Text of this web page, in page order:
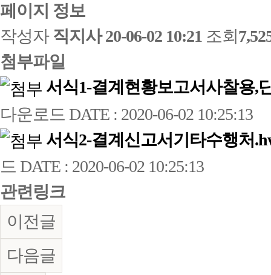
페이지 정보
작성자 직지사 20-06-02 10:21 조회
첨부파일
서식1-결계현황보고서사찰용,
다운로드 DATE : 2020-06-02 10:25:13
서식2-결계신고서기타수행처
드 DATE : 2020-06-02 10:25:13
관련링크
이전글
다음글